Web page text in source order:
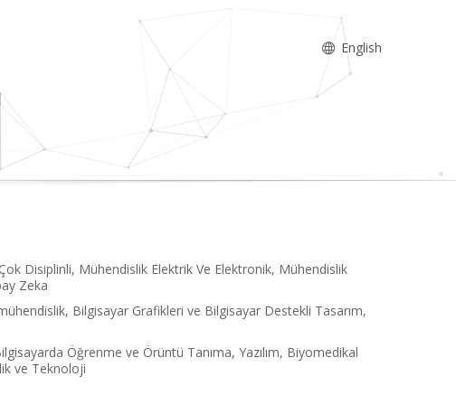
English
Disiplinli, Mühendislik Elektrik Ve Elektronik, Mühendislik
Zeka
Bilgisayar Grafikleri ve Bilgisayar Destekli Tasarım,
Öğrenme ve Örüntü Tanıma, Yazılım, Biyomedikal
ve Teknoloji